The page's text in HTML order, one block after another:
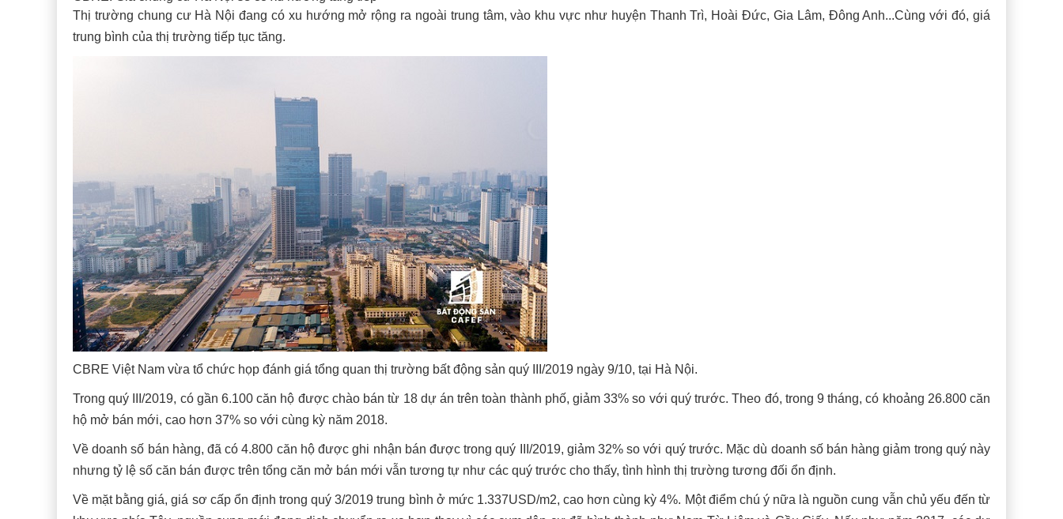
Thị trường chung cư Hà Nội đang có xu hướng mở rộng ra ngoài trung tâm, vào khu vực như huyện Thanh Trì, Hoài Đức, Gia Lâm, Đông Anh...Cùng với đó, giá
trung bình của thị trường tiếp tục tăng.
CBRE Việt Nam vừa tổ chức họp đánh giá tổng quan thị trường bất động sản quý III/2019 ngày 9/10, tại Hà Nội.
Trong quý III/2019, có gần 6.100 căn hộ được chào bán từ 18 dự án trên toàn thành phố, giảm 33% so với quý trước. Theo đó, trong 9 tháng, có khoảng 26.800 căn
hộ mở bán mới, cao hơn 37% so với cùng kỳ năm 2018.
Về doanh số bán hàng, đã có 4.800 căn hộ được ghi nhận bán được trong quý III/2019, giảm 32% so với quý trước. Mặc dù doanh số bán hàng giảm trong quý này
nhưng tỷ lệ số căn bán được trên tổng căn mở bán mới vẫn tương tự như các quý trước cho thấy, tình hình thị trường tương đối ổn định.
Về mặt bằng giá, giá sơ cấp ổn định trong quý 3/2019 trung bình ở mức 1.337USD/m2, cao hơn cùng kỳ 4%. Một điểm chú ý nữa là nguồn cung vẫn chủ yếu đến từ